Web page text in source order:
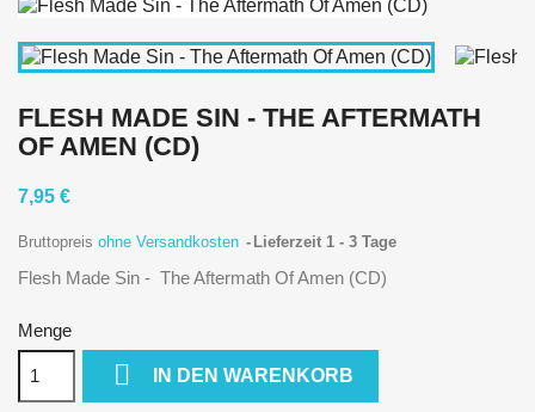
FLESH MADE SIN - THE AFTERMATH
OF AMEN (CD)
7,95 €
Bruttopreis ohne Versandkosten Lieferzeit 1 - 3 Tage
Flesh Made Sin - The Aftermath Of Amen (CD)
Menge
 IN DEN WARENKORB